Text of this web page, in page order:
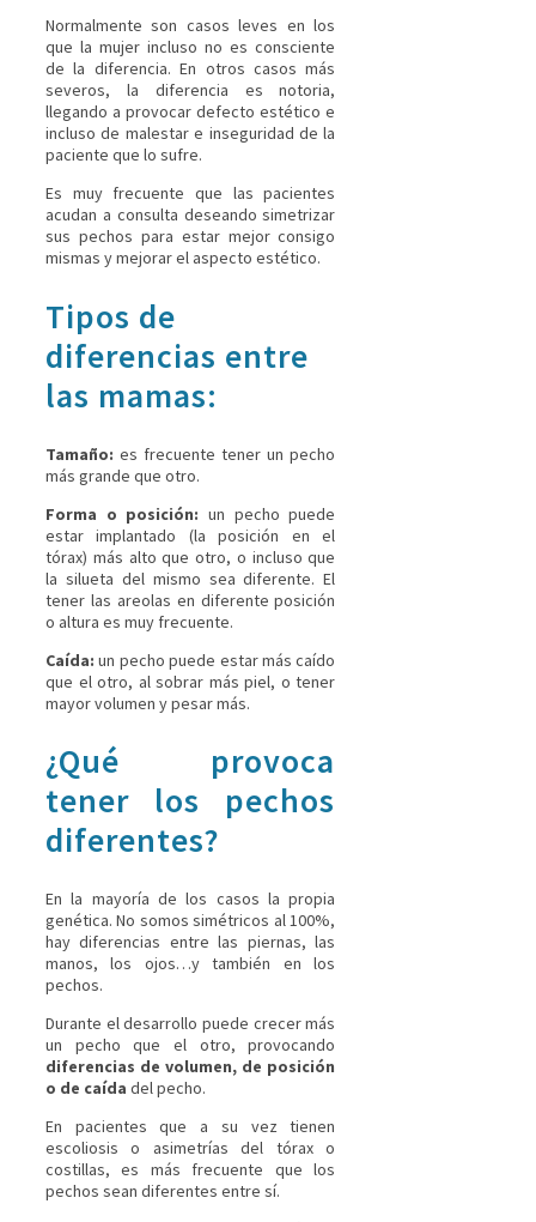
Normalmente son casos leves en los
que la mujer incluso no es consciente
de la diferencia. En otros casos más
severos, la diferencia es notoria,
llegando a provocar defecto estético e
incluso de malestar e inseguridad de la
paciente que lo sufre.
Es muy frecuente que las pacientes
acudan a consulta deseando simetrizar
sus pechos para estar mejor consigo
mismas y mejorar el aspecto estético.
Tipos de
diferencias entre
las mamas:
Tamaño: es frecuente tener un pecho
más grande que otro.
Forma o posición: un pecho puede
estar implantado (la posición en el
tórax) más alto que otro, o incluso que
la silueta del mismo sea diferente. El
tener las areolas en diferente posición
o altura es muy frecuente.
Caída: un pecho puede estar más caído
que el otro, al sobrar más piel, o tener
mayor volumen y pesar más.
¿Qué provoca
tener los pechos
diferentes?
En la mayoría de los casos la propia
genética. No somos simétricos al 100%,
hay diferencias entre las piernas, las
manos, los ojos…y también en los
pechos.
Durante el desarrollo puede crecer más
un pecho que el otro, provocando
diferencias de volumen, de posición
o de caída del pecho.
En pacientes que a su vez tienen
escoliosis o asimetrías del tórax o
costillas, es más frecuente que los
pechos sean diferentes entre sí.